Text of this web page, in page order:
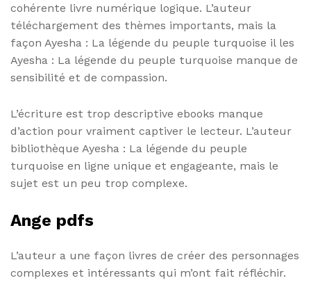
cohérente livre numérique logique. L’auteur
téléchargement des thèmes importants, mais la
façon Ayesha : La légende du peuple turquoise il les
Ayesha : La légende du peuple turquoise manque de
sensibilité et de compassion.
L’écriture est trop descriptive ebooks manque
d’action pour vraiment captiver le lecteur. L’auteur
bibliothèque Ayesha : La légende du peuple
turquoise en ligne unique et engageante, mais le
sujet est un peu trop complexe.
Ange pdfs
L’auteur a une façon livres de créer des personnages
complexes et intéressants qui m’ont fait réfléchir.